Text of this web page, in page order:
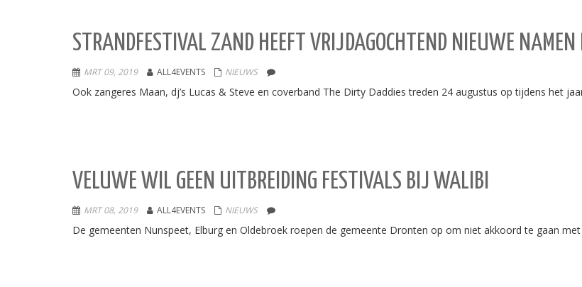
STRANDFESTIVAL ZAND HEEFT VRIJDAGOCHTEND NIEUWE NAMEN
MRT 09, 2019 ALL4EVENTS NIEUWS
Ook zangeres Maan, dj’s Lucas & Steve en coverband The Dirty Daddies treden 24 augustus op tijdens het
VELUWE WIL GEEN UITBREIDING FESTIVALS BIJ WALIBI
MRT 08, 2019 ALL4EVENTS NIEUWS
De gemeenten Nunspeet, Elburg en Oldebroek roepen de gemeente Dronten op om niet akkoord te gaan